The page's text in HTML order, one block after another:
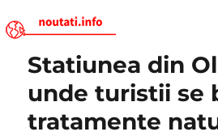
Noutati.Info
Statiunea din
unde turistii se
tratamente